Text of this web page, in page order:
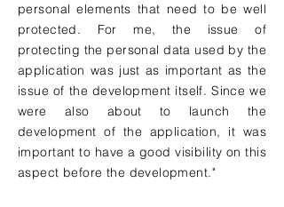
personal elements that need to be well
protected. For me, the issue of
protecting the personal data used by the
application was just as important as the
issue of the development itself. Since we
were also about to launch the
development of the application, it was
important to have a good visibility on this
aspect before the development."